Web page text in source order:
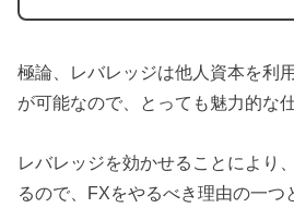
極論、レバレッジは他人資本を利
が可能なので、とっても魅力的な
レバレッジを効かせることにより
るので、FXをやるべき理由の一つ